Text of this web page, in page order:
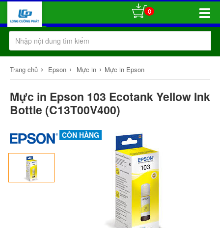
Toggle
0
Trang chủ › Epson › Mực in › Mực in Epson
Mực in Epson 103 Ecotank Yellow Ink
Bottle (C13T00V400)
CÒN HÀNG